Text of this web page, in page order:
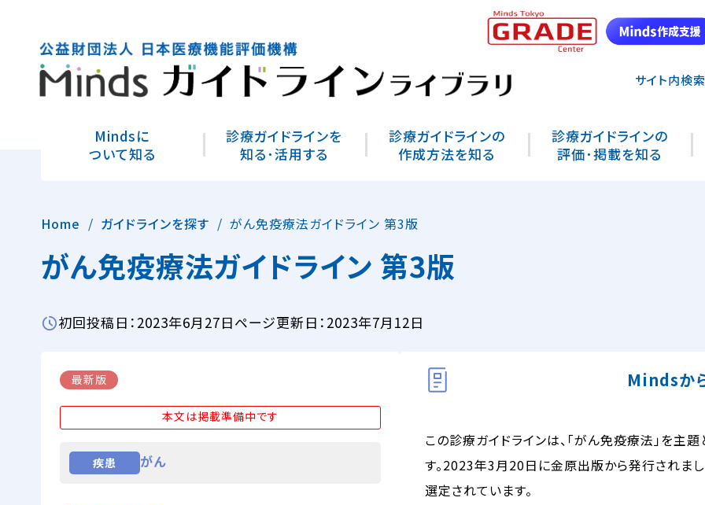
Home ガイドラインを探す がん免疫療法ガイドライン 第3版
がん免疫療法ガイドライン 第3版
初回投稿日：2023年6月27日ページ更新日：2023年7月12日
最新版
本文は掲載準備中です
疾患 がん
Mindsか
この診療ガイドラインは、「がん免疫療法」を主
す。2023年3月20日に金原出版から発行されま
選定されています。
Mindsに
ついて知る
診療ガイドラインを
知る･活用する
診療ガイドラインの
作成方法を知る
診療ガイドラインの
評価･掲載を知る
サイト内検索